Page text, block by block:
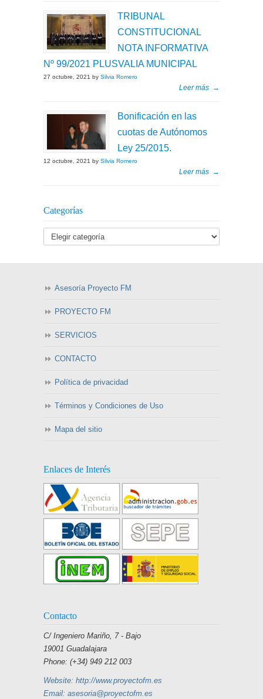
TRIBUNAL
CONSTITUCIONAL
NOTA INFORMATIVA
Nº 99/2021 PLUSVALIA MUNICIPAL
27 octubre, 2021 by Silvia Romero
Leer más →
Bonificación en las
cuotas de Autónomos
Ley 25/2015.
12 octubre, 2021 by Silvia Romero
Leer más →
Categorías
Asesoría Proyecto FM
PROYECTO FM
SERVICIOS
CONTACTO
Política de privacidad
Términos y Condiciones de Uso
Mapa del sitio
Enlaces de Interés
Contacto
C/ Ingeniero Mariño, 7 - Bajo
19001 Guadalajara
Phone: (+34) 949 212 003
Website: http://www.proyectofm.es
Email: asesoria@proyectofm.es